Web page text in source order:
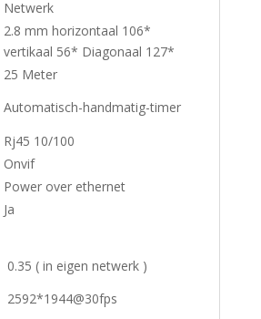
Netwerk
2.8 mm horizontaal 106*
vertikaal 56* Diagonaal 127*
25 Meter
Automatisch-handmatig-timer
Rj45 10/100
Onvif
Power over ethernet
Ja
0.35 ( in eigen netwerk )
2592*1944@30fps